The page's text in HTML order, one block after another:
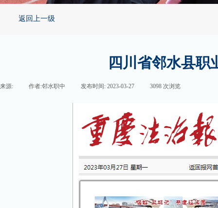
返回上一级
四川省邻水县职
来源: 作者:邻水职中 发布时间: 2023-03-27 3098 次浏览